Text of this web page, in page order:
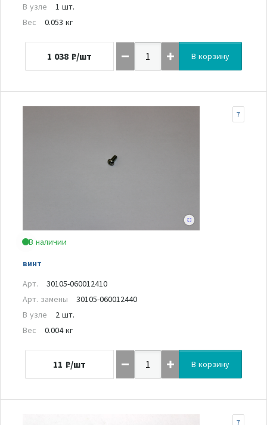
В узле
1 шт.
Вес
0.053 кг
1 038 ₽/шт В корзину
В наличии
винт
7
Арт.
30105-060012410
Арт. замены
30105-060012440
В узле
2 шт.
Вес
0.004 кг
11 ₽/шт В корзину
7